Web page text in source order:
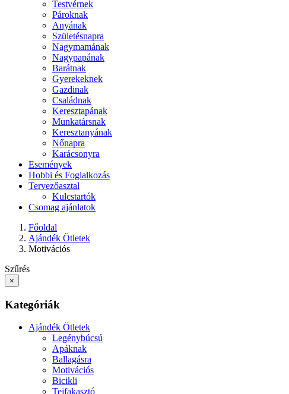
Testvérnek
Pároknak
Anyának
Születésnapra
Nagymamának
Nagypapának
Barátnak
Gyerekeknek
Gazdinak
Családnak
Keresztapának
Munkatársnak
Keresztanyának
Nőnapra
Karácsonyra
Események
Hobbi és Foglalkozás
Tervezőasztal
Kulcstartók
Csomag ajánlatok
Főoldal
Ajándék Ötletek
Motivációs
Szűrés
×
Kategóriák
Ajándék Ötletek
Legénybúcsú
Apáknak
Ballagásra
Motivációs
Bicikli
Tejfakasztó